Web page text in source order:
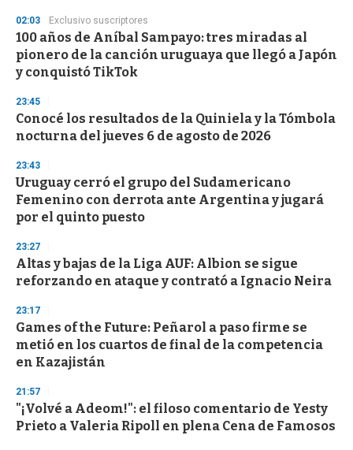
s
02:03 Exclusivo suscriptores
100 años de Aníbal Sampayo: tres miradas al
pionero de la canción uruguaya que llegó a Japón
y conquistó TikTok
23:45
Conocé los resultados de la Quiniela y la Tómbola
nocturna del jueves 6 de agosto de 2026
23:43
Uruguay cerró el grupo del Sudamericano
Femenino con derrota ante Argentina y jugará
por el quinto puesto
23:27
Altas y bajas de la Liga AUF: Albion se sigue
reforzando en ataque y contrató a Ignacio Neira
23:17
Games of the Future: Peñarol a paso firme se
metió en los cuartos de final de la competencia
en Kazajistán
21:57
"¡Volvé a Adeom!": el filoso comentario de Yesty
Prieto a Valeria Ripoll en plena Cena de Famosos